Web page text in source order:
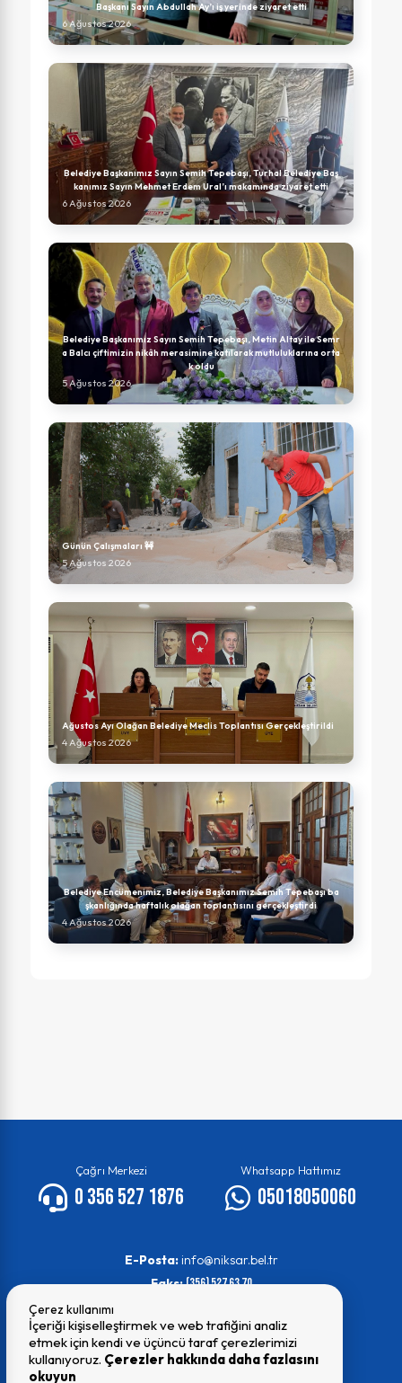
Başkanı Sayın Abdullah Ay’ı iş yerinde ziyaret etti
6 Ağustos 2026
Belediye Başkanımız Sayın Semih Tepebaşı, Turhal Belediye Baş
kanımız Sayın Mehmet Erdem Ural’ı makamında ziyaret etti
6 Ağustos 2026
Belediye Başkanımız Sayın Semih Tepebaşı, Metin Altay ile Semr
a Balcı çiftimizin nikâh merasimine katılarak mutluluklarına orta
k oldu
5 Ağustos 2026
Günün Çalışmaları 🚧
5 Ağustos 2026
Ağustos Ayı Olağan Belediye Meclis Toplantısı Gerçekleştirildi
4 Ağustos 2026
Belediye Encümenimiz, Belediye Başkanımız Semih Tepebaşı ba
şkanlığında haftalık olağan toplantısını gerçekleştirdi
4 Ağustos 2026
Çağrı Merkezi
0 356 527 1876
Whatsapp Hattımız
05018050060
E-Posta: info@niksar.bel.tr
Faks:(356) 527 63 70
Çerez kullanımı
İçeriği kişiselleştirmek ve web trafiğini analiz
etmek için kendi ve üçüncü taraf çerezlerimizi
kullanıyoruz. Çerezler hakkında daha fazlasını
okuyun